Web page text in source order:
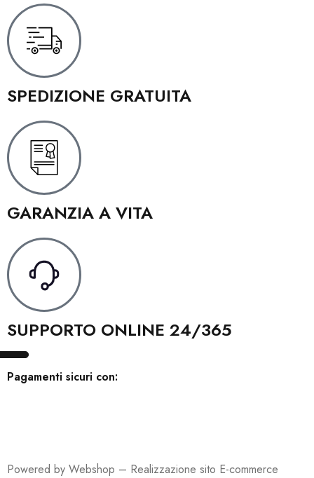
SPEDIZIONE GRATUITA
GARANZIA A VITA
SUPPORTO ONLINE 24/365
Pagamenti sicuri con:
Powered by Webshop – Realizzazione sito E-commerce